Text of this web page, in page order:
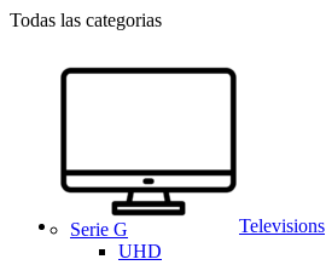
Todas las categorias
Televisions
Serie G
UHD